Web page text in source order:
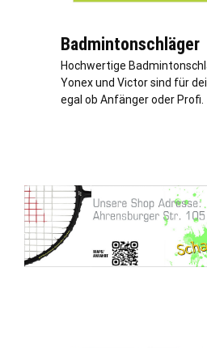
Badmintonschläger
Hochwertige
Yonex und Victor sind für
egal ob Anfänger oder Profi.